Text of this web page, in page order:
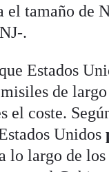
el tamaño de
.
Estados
misiles de
el coste.
Unidos
lo largo de